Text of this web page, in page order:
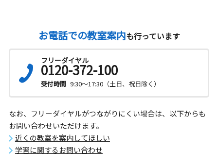
お電話での教室案内も行っています
フリーダイヤル
0120-372-100
受付時間 9:30～17:30（土日、祝日除く）
なお、フリーダイヤルがつながりにくい場合は、以下からも
お問い合わせいただけます。
近くの教室を案内してほしい
学習に関するお問い合わせ